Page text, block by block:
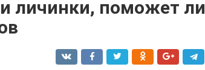
личинки, поможет ли